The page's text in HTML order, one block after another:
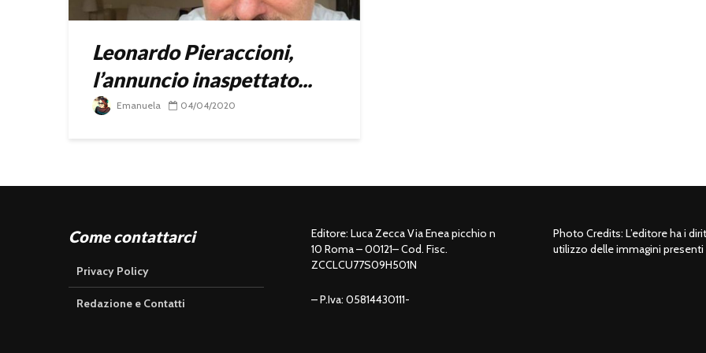
Leonardo Pieraccioni,
l’annuncio inaspettato...
Emanuela 04/04/2020
Come contattarci
Privacy Policy
Redazione e Contatti
Editore: Luca Zecca Via Enea picchio n
10 Roma – 00121– Cod. Fisc.
ZCCLCU77S09H501N
– P.Iva: 05814430111-
Photo Credits: L’editore ha i
utilizzo delle immagini presenti